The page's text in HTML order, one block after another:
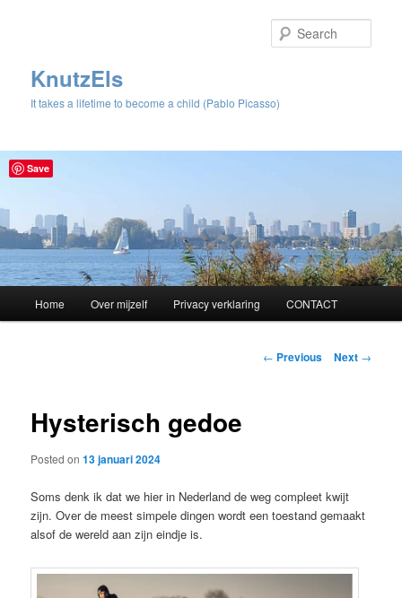
KnutzEls
It takes a lifetime to become a child (Pablo Picasso)
Skip
content
Home Over mijzelf Privacy verklaring CONTACT
Post
← Previous Next →
Hysterisch gedoe
Posted on13 januari 2024
Soms denk ik dat we hier in Nederland de weg compleet kwijt
zijn. Over de meest simpele dingen wordt een toestand gemaakt
alsof de wereld aan zijn eindje is.
Save